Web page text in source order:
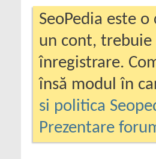
SeoPedia este
un cont,
înregistrare.
însă modul în
si politica
Prezentare